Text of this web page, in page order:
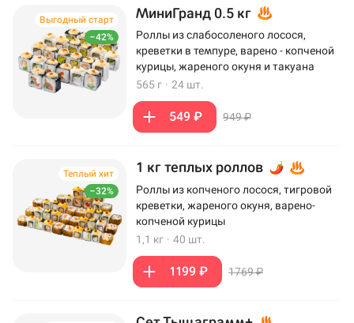
–42%
Выгодный старт МиниГранд 0.5 кг
Роллы из слабосоленого лосося,
креветки в темпуре, варено - копченой
курицы, жареного окуня и такуана
565 г · 24 шт.
549 ₽ 949 ₽
–32%
Теплый хит 1 кг теплых роллов
Роллы из копченого лосося, тигровой
креветки, жареного окуня, варено-
копченой курицы
1,1 кг · 40 шт.
1199 ₽ 1769 ₽